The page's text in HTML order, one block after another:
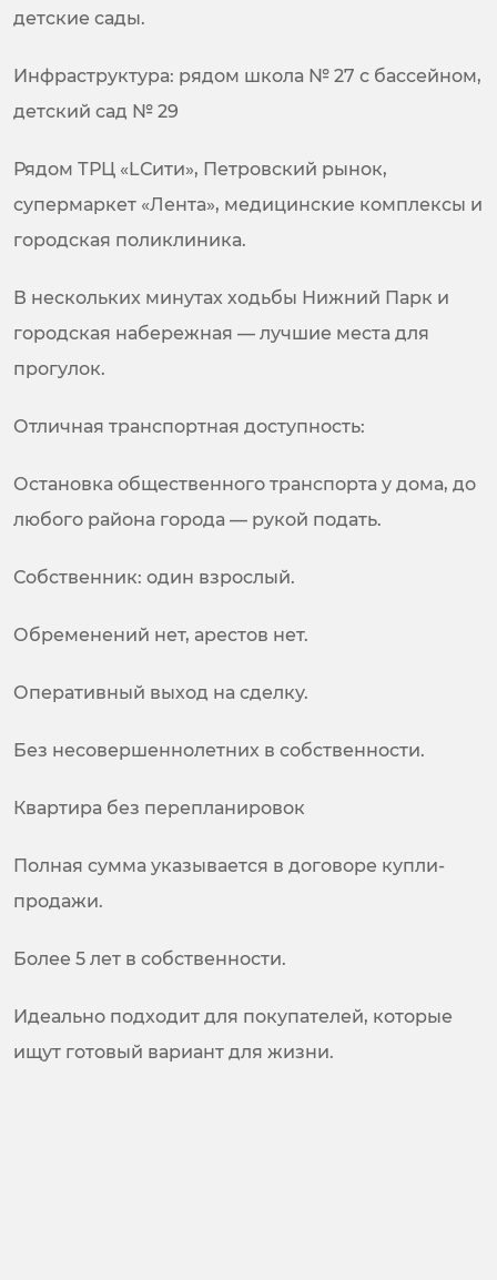
детские сады.
Инфраструктура: рядом школа № 27 с бассейном,
детский сад № 29
Рядом ТРЦ «LСити», Петровский рынок,
супермаркет «Лента», медицинские комплексы и
городская поликлиника.
В нескольких минутах ходьбы Нижний Парк и
городская набережная — лучшие места для
прогулок.
Отличная транспортная доступность:
Остановка общественного транспорта у дома, до
любого района города — рукой подать.
Собственник: один взрослый.
Обременений нет, арестов нет.
Оперативный выход на сделку.
Без несовершеннолетних в собственности.
Квартира без перепланировок
Полная сумма указывается в договоре купли-
продажи.
Более 5 лет в собственности.
Идеально подходит для покупателей, которые
ищут готовый вариант для жизни.